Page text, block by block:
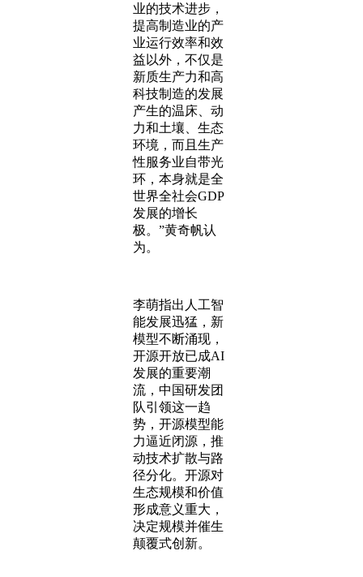
业的技术进步，
提高制造业的产
业运行效率和效
益以外，不仅是
新质生产力和高
科技制造的发展
产生的温床、动
力和土壤、生态
环境，而且生产
性服务业自带光
环，本身就是全
世界全社会GDP
发展的增长
极。”黄奇帆认
为。
李萌指出人工智
能发展迅猛，新
模型不断涌现，
开源开放已成AI
发展的重要潮
流，中国研发团
队引领这一趋
势，开源模型能
力逼近闭源，推
动技术扩散与路
径分化。开源对
生态规模和价值
形成意义重大，
决定规模并催生
颠覆式创新。